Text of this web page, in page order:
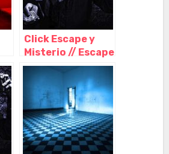
Click Escape y
Misterio // Escape
Room Gijón, Gijón
– Asturias